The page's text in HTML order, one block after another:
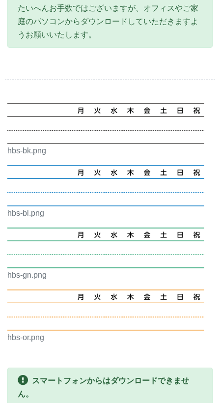
たいへんお手数ではございますが、オフィスやご家
庭のパソコンからダウンロードしていただきますよ
うお願いいたします。
hbs-bk.png
hbs-bl.png
hbs-gn.png
hbs-or.png
スマートフォンからはダウンロードできませ
ん。